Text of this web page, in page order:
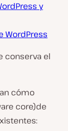
y
WordPress
conserva el
cómo
core)de